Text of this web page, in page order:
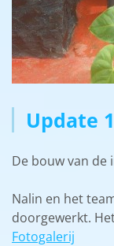
Update
De bouw van de
Nalin en het
doorgewerkt.
Fotogalerij